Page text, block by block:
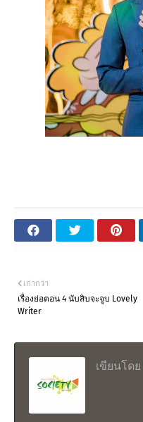
เก่ากว่า
เรื่องย่อตอน 4 นับสิบจะจูบ Lovely
Writer
เขียนโดย